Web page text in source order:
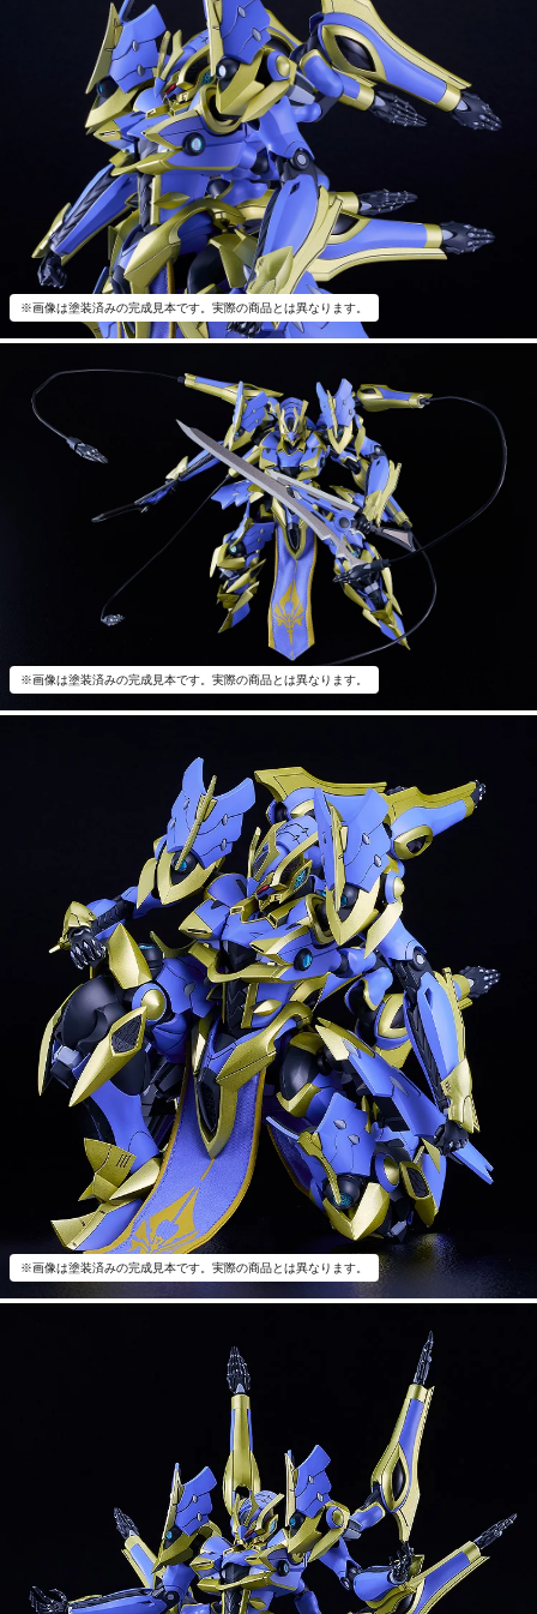
※画像は塗装済みの完成見本です。実際の商品とは異なります。
※画像は塗装済みの完成見本です。実際の商品とは異なります。
※画像は塗装済みの完成見本です。実際の商品とは異なります。